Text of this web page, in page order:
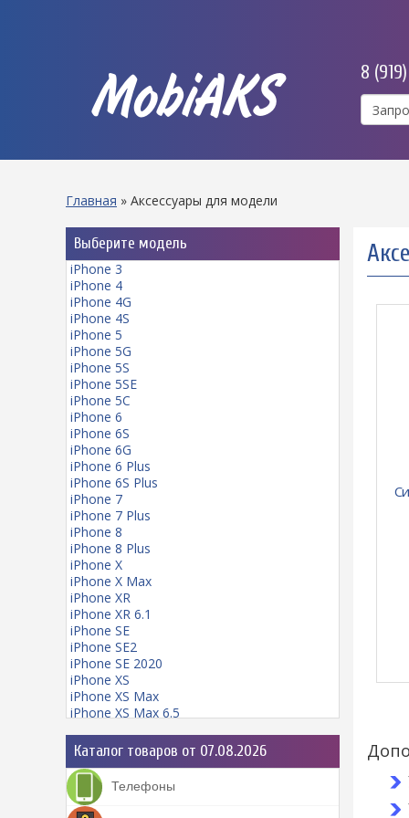
MobiAKS
8
Главная » Аксессуары для модели
Выберите модель
iPhone 3
iPhone 4
iPhone 4G
iPhone 4S
iPhone 5
iPhone 5G
iPhone 5S
iPhone 5SE
iPhone 5C
iPhone 6
iPhone 6S
iPhone 6G
iPhone 6 Plus
iPhone 6S Plus
iPhone 7
iPhone 7 Plus
iPhone 8
iPhone 8 Plus
iPhone X
iPhone X Max
iPhone XR
iPhone XR 6.1
iPhone SE
iPhone SE2
iPhone SE 2020
iPhone XS
iPhone XS Max
iPhone XS Max 6.5
iPhone 11 mini
iPhone 11 Pro
iPhone 11 Pro Max
iPhone 12
iPhone 12 Pro
Каталог товаров от 07.08.2026
Телефоны